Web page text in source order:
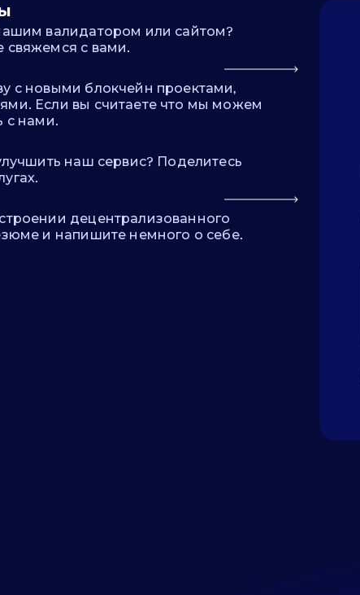
валидатором или сайтом?
с вами.
с новыми блокчейн проектами,
Если вы считаете что мы можем
с нами.
наш сервис? Поделитесь
децентрализованного
и напишите немного о себе.